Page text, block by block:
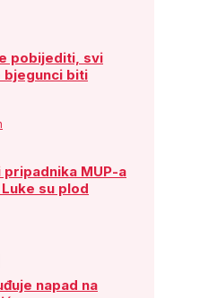
pobijediti, svi
bjegunci biti
pripadnika MUP-a
su plod
napad na